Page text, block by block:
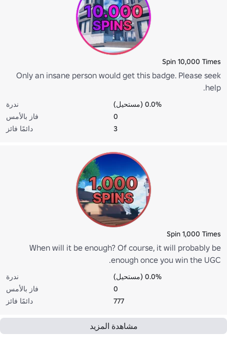
Spin 10,000 Times
Only an insane person would get this badge. Please seek
help.
ندرة
0.0% (مستحيل)
فاز بالأمس
0
دائمًا فائز
3
Spin 1,000 Times
When will it be enough? Of course, it will probably be
enough once you win the UGC.
ندرة
0.0% (مستحيل)
فاز بالأمس
0
دائمًا فائز
777
مشاهدة المزيد